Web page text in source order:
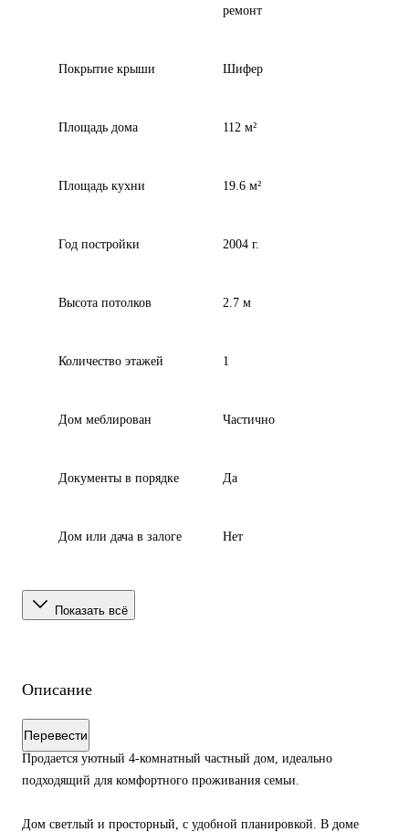
ремонт
Покрытие крыши Шифер
Площадь дома 112 м²
Площадь кухни 19.6 м²
Год постройки 2004 г.
Высота потолков 2.7 м
Количество этажей 1
Дом меблирован Частично
Документы в порядке Да
Дом или дача в залоге Нет
Показать всё
Описание
Перевести
Продается уютный 4-комнатный частный дом, идеально
подходящий для комфортного проживания семьи.
Дом светлый и просторный, с удобной планировкой. В доме